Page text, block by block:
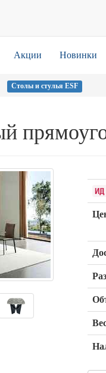
Акции Новинки
Столы и стулья ESF